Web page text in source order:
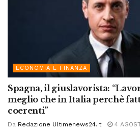
ECONOMIA E FINANZA
Spagna, il giuslavorista:
meglio che in Italia perchè
coerenti”
Da Redazione Ultimenews24.it 4